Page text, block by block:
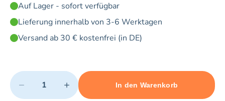
Auf Lager - sofort verfügbar
Lieferung innerhalb von 3-6 Werktagen
Versand ab 30 € kostenfrei (in DE)
Quantity
− +
Minimum quantity: 1 Maximum quantity: 500
In den Warenkorb
Add 1 item to cart